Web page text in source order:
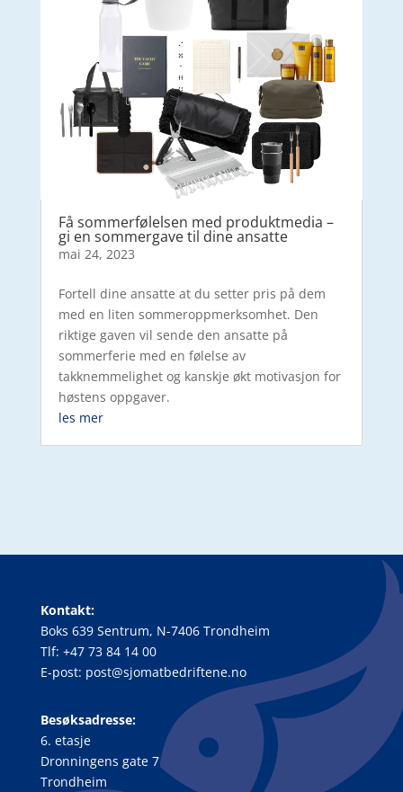
Få sommerfølelsen med produktmedia –
gi en sommergave til dine ansatte
mai 24, 2023
Fortell dine ansatte at du setter pris på dem
med en liten sommeroppmerksomhet. Den
riktige gaven vil sende den ansatte på
sommerferie med en følelse av
takknemmelighet og kanskje økt motivasjon for
høstens oppgaver.
les mer
Kontakt:
Boks 639 Sentrum, N-7406 Trondheim
Tlf: +47 73 84 14 00
E-post: post@sjomatbedriftene.no
Besøksadresse:
6. etasje
Dronningens gate 7
Trondheim